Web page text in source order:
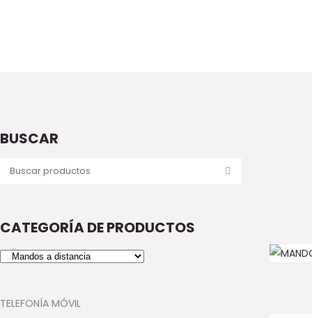
BUSCAR
CATEGORÍA DE PRODUCTOS
TELEFONÍA MÓVIL